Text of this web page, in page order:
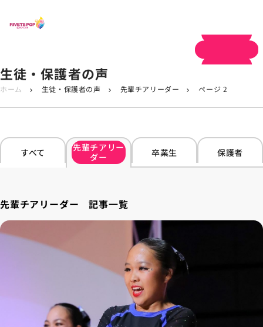
生徒・保護者の声
ホーム chevron_right 生徒・保護者の声 chevron_right 先輩チアリーダー chevron_right ページ 2
すべて
先輩チアリー
ダー
卒業生 保護者
先輩チアリーダー 記事一覧